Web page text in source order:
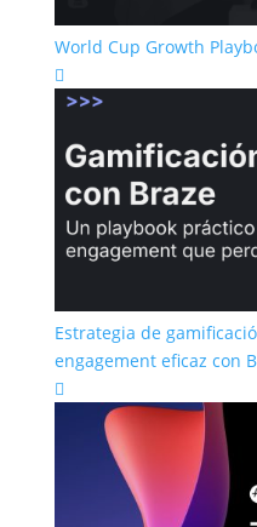
World Cup Growth

Estrategia de
engagement eficaz con
